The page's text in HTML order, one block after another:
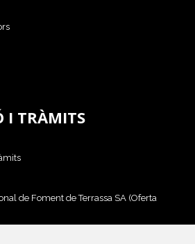
I TRÀMITS
de Foment de Terrassa SA (Oferta